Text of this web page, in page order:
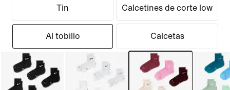
Tin Calcetines de corte low
Al tobillo Calcetas